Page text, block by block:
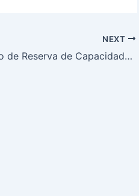
NEXT
Leilão de Reserva de Capacidade: Brasil Garante Energia Crítica em Meio a Alerta de Apagão Após Atrasos e Disputas